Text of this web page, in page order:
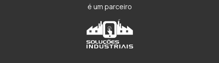
é um parceiro